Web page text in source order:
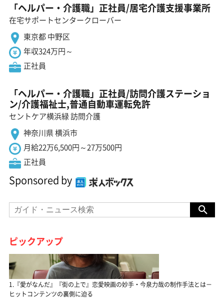
「ヘルパー・介護職」正社員/居宅介護支援事業所
在宅サポートセンタークローバー
東京都 中野区
年収324万円～
正社員
「ヘルパー・介護職」正社員/訪問介護ステーショ
ン/介護福祉士,普通自動車運転免許
セントケア横浜緑 訪問介護
神奈川県 横浜市
月給22万6,500円～27万500円
正社員
Sponsored by
ピックアップ
1.『愛がなんだ』『街の上で』恋愛映画の妙手・今泉力哉の制作手法とは－
ヒットコンテンツの裏側に迫る